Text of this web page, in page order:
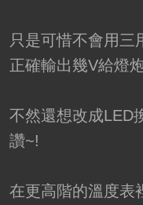
只是可惜不會用三
正確輸出幾V給燈
不然還想改成LED
讚~!
在更高階的溫度表